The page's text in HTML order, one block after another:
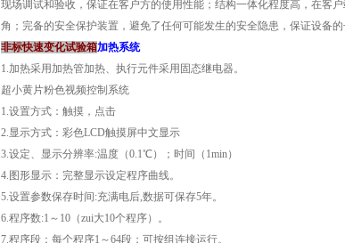
现场调试和验收，保证在客户方的使用性能；结构一体化程度高，在客
角；完备的安全保护装置，避免了任何可能发生的安全隐患，保证设备
非标快速变化试验箱加热系统
1.加热采用加热管加热、执行元件采用固态继电器。
超小黄片粉色视频控制系统
1.设置方式：触摸，点击
2.显示方式：彩色LCD触摸屏中文显示
3.设定、显示分辨率:温度（0.1℃）；时间（1min）
4.图形显示：完整显示设定程序曲线。
5.设置参数保存时间:充满电后,数据可保存5年。
6.程序数:1～10（zui大10个程序）。
7.程序段：每个程序1～64段；可按组连接运行。